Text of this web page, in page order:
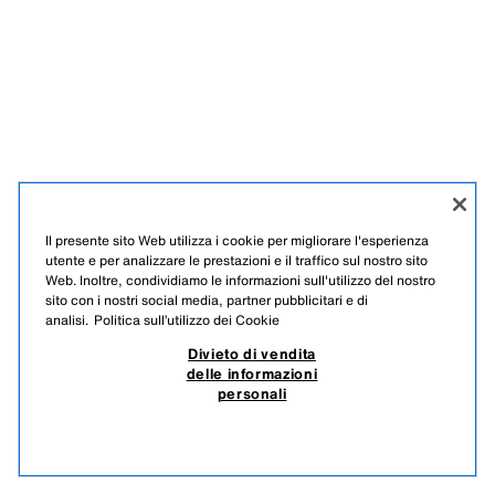
Il presente sito Web utilizza i cookie per migliorare l'esperienza
utente e per analizzare le prestazioni e il traffico sul nostro sito
Web. Inoltre, condividiamo le informazioni sull'utilizzo del nostro
sito con i nostri social media, partner pubblicitari e di
analisi. Politica sull’utilizzo dei Cookie
Divieto di vendita
delle informazioni
personali